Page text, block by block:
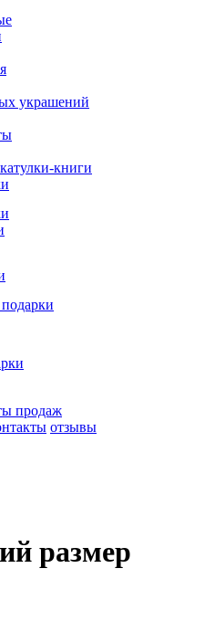
украшений
книги
продаж
отзывы
размер